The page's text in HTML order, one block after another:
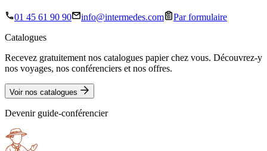
01 45 61 90 90 info@intermedes.com
Par formulaire
Catalogues
Recevez gratuitement nos catalogues papier chez vous. Découvrez-y
nos voyages, nos conférenciers et nos offres.
Voir nos catalogues
Devenir guide-conférencier